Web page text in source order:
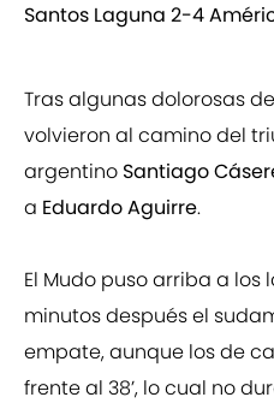
Santos Laguna 2-4
Tras algunas dolorosas
volvieron al camino del
argentino Santiago
a Eduardo Aguirre.
El Mudo puso arriba a los
minutos después el
empate, aunque los de
frente al 38’, lo cual no